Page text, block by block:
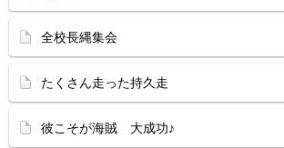
全校長縄集会
たくさん走った持久走
彼こそが海賊 大成功♪